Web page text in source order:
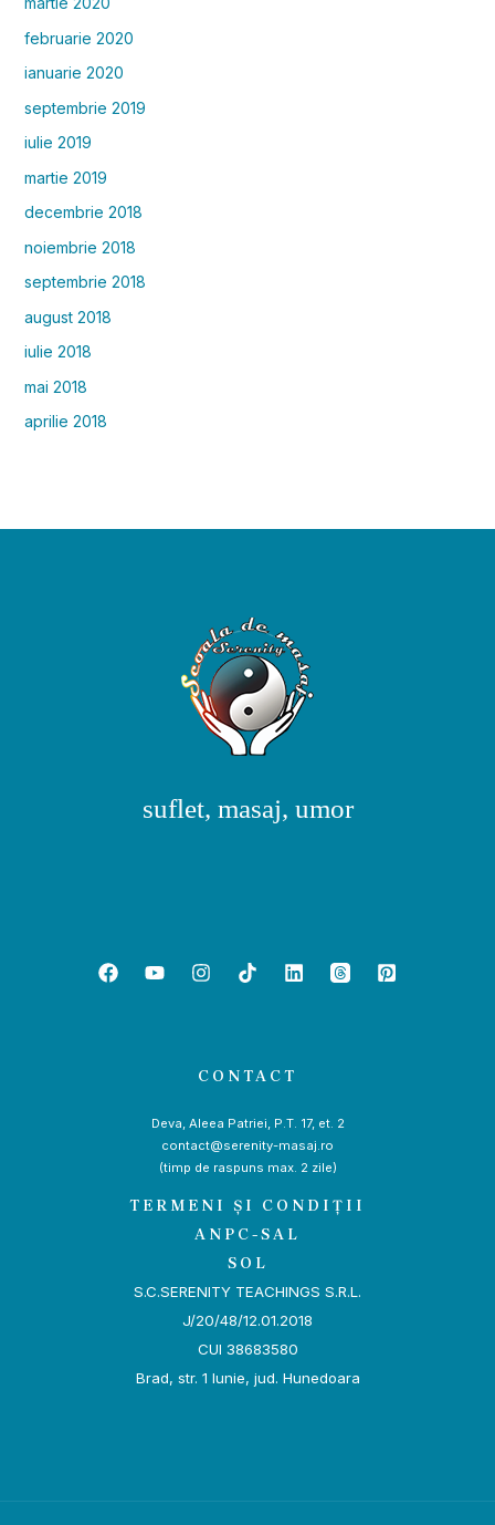
februarie 2020
ianuarie 2020
septembrie 2019
iulie 2019
martie 2019
decembrie 2018
noiembrie 2018
septembrie 2018
august 2018
iulie 2018
mai 2018
aprilie 2018
suflet, masaj, umor
CONTACT
Deva, Aleea Patriei, P.T. 17, et. 2
contact@serenity-masaj.ro
(timp de raspuns max. 2 zile)
TERMENI ȘI CONDIȚII
ANPC-SAL
SOL
S.C.SERENITY TEACHINGS S.R.L.
J/20/48/12.01.2018
CUI 38683580
Brad, str. 1 Iunie, jud. Hunedoara